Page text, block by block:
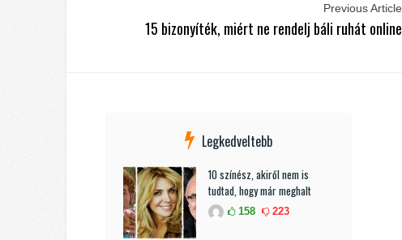
Previous Article
15 bizonyíték, miért ne rendelj báli ruhát online
Legkedveltebb
10 színész, akiről nem is
tudtad, hogy már meghalt
158 223